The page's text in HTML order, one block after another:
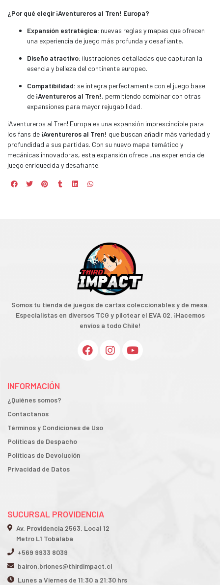
¿Por qué elegir ¡Aventureros al Tren! Europa?
Expansión estratégica: nuevas reglas y mapas que ofrecen
una experiencia de juego más profunda y desafiante.
Diseño atractivo: ilustraciones detalladas que capturan la
esencia y belleza del continente europeo.
Compatibilidad: se integra perfectamente con el juego base
de ¡Aventureros al Tren!, permitiendo combinar con otras
expansiones para mayor rejugabilidad.
¡Aventureros al Tren! Europa es una expansión imprescindible para
los fans de ¡Aventureros al Tren! que buscan añadir más variedad y
profundidad a sus partidas. Con su nuevo mapa temático y
mecánicas innovadoras, esta expansión ofrece una experiencia de
juego enriquecida y desafiante.
Somos tu tienda de juegos de cartas coleccionables y de mesa.
Especialistas en diversos TCG y pilotear el EVA 02. ¡Hacemos
envíos a todo Chile!
INFORMACIÓN
¿Quiénes somos?
Contactanos
Términos y Condiciones de Uso
Políticas de Despacho
Políticas de Devolución
Privacidad de Datos
SUCURSAL PROVIDENCIA
Av. Providencia 2563, Local 12
Metro L1 Tobalaba
+569 9933 8039
bairon.briones@thirdimpact.cl
Lunes a Viernes de 11:30 a 21:30 hrs